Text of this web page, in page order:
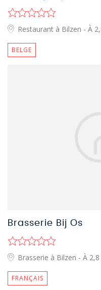
Restaurant à Bilzen - À
BELGE
Brasserie Bij Os
Brasserie à Bilzen - À
FRANÇAIS